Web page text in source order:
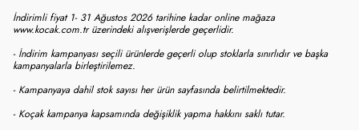
İndirimli fiyat 1- 31 Ağustos 2026 tarihine kadar online mağaza
www.kocak.com.tr üzerindeki alışverişlerde geçerlidir.
- İndirim kampanyası seçili ürünlerde geçerli olup stoklarla sınırlıdır ve başka
kampanyalarla birleştirilemez.
- Kampanyaya dahil stok sayısı her ürün sayfasında belirtilmektedir.
- Koçak kampanya kapsamında değişiklik yapma hakkını saklı tutar.